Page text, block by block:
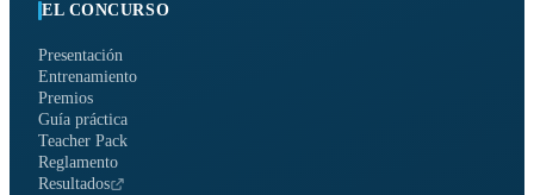
EL CONCURSO
Presentación
Entrenamiento
Premios
Guía práctica
Teacher Pack
Reglamento
Resultados